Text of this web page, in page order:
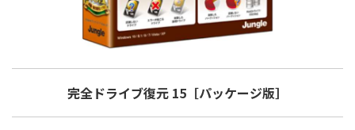
完全ドライブ復元 15 ［パッケージ版］